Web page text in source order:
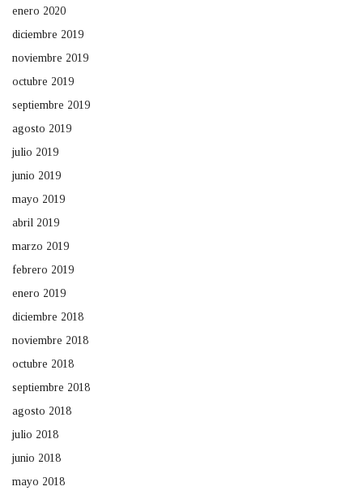
enero 2020
diciembre 2019
noviembre 2019
octubre 2019
septiembre 2019
agosto 2019
julio 2019
junio 2019
mayo 2019
abril 2019
marzo 2019
febrero 2019
enero 2019
diciembre 2018
noviembre 2018
octubre 2018
septiembre 2018
agosto 2018
julio 2018
junio 2018
mayo 2018